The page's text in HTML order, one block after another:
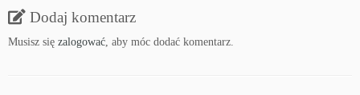
Dodaj komentarz
Musisz się zalogować, aby móc dodać komentarz.